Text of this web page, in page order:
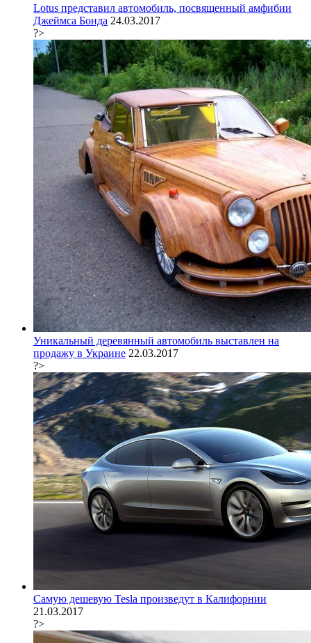
Lotus представил автомобиль, посвященный амфибии
Джеймса Бонда 24.03.2017
?>
Уникальный деревянный автомобиль выставлен на
продажу в Украине 22.03.2017
?>
Самую дешевую Tesla произведут в Калифорнии
21.03.2017
?>